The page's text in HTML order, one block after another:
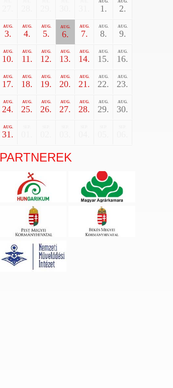
AUG.
1.
AUG.
2.
AUG.
3.
AUG.
4.
AUG.
5.
AUG.
6.
AUG.
7.
AUG.
8.
AUG.
9.
AUG.
10.
AUG.
11.
AUG.
12.
AUG.
13.
AUG.
14.
AUG.
15.
AUG.
16.
AUG.
17.
AUG.
18.
AUG.
19.
AUG.
20.
AUG.
21.
AUG.
22.
AUG.
23.
AUG.
24.
AUG.
25.
AUG.
26.
AUG.
27.
AUG.
28.
AUG.
29.
AUG.
30.
AUG.
31.
PARTNEREK